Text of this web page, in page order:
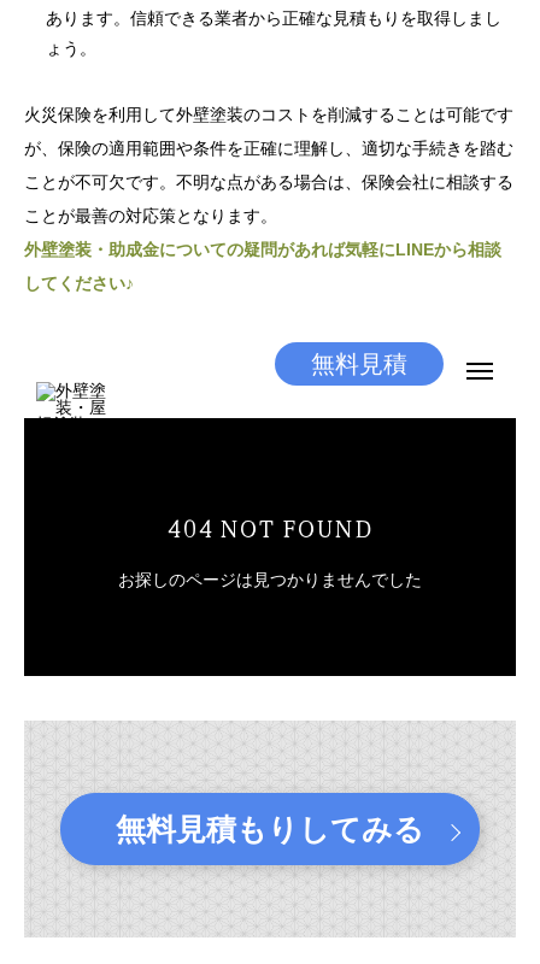
あります。信頼できる業者から正確な見積もりを取得しまし
ょう。
火災保険を利用して外壁塗装のコストを削減することは可能です
が、保険の適用範囲や条件を正確に理解し、適切な手続きを踏む
ことが不可欠です。不明な点がある場合は、保険会社に相談する
ことが最善の対応策となります。
外壁塗装・助成金についての疑問があれば気軽にLINEから相談
してください♪
無料見積もりしてみる